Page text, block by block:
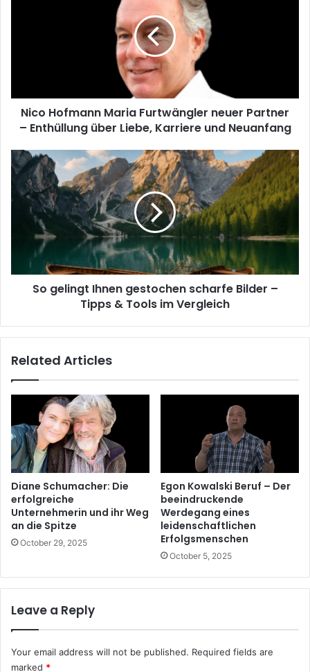
über
Liebe,
Karriere
Neuanfang
Nico Hofmann Maria Furtwängler neuer Partner
– Enthüllung über Liebe, Karriere und Neuanfang
So
gelingt
Ihnen
gestochen
scharfe
Tipps
&
So gelingt Ihnen gestochen scharfe Bilder –
Tipps & Tools im Vergleich
Related Articles
Diane Schumacher: Die
erfolgreiche
Unternehmerin und ihr Weg
an die Spitze
October 29, 2025
Egon Kowalski Beruf – Der
beeindruckende
Werdegang eines
leidenschaftlichen
Erfolgsmenschen
October 5, 2025
Leave a Reply
Your email address will not be published. Required fields are
marked *